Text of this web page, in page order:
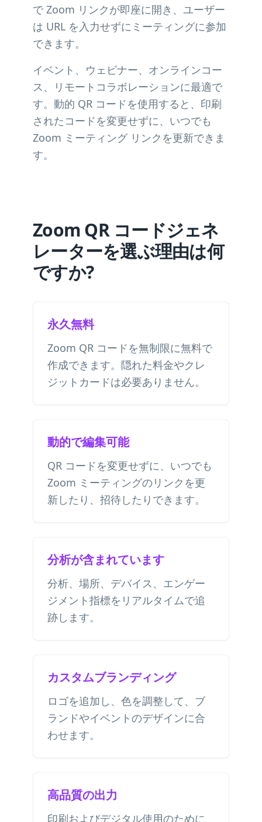
で Zoom リンクが即座に開き、ユーザー
は URL を入力せずにミーティングに参加
できます。
イベント、ウェビナー、オンラインコー
ス、リモートコラボレーションに最適で
す。動的 QR コードを使用すると、印刷
されたコードを変更せずに、いつでも
Zoom ミーティング リンクを更新できま
す。
Zoom QR コードジェネ
レーターを選ぶ理由は何
ですか?
永久無料
Zoom QR コードを無制限に無料で
作成できます。隠れた料金やクレ
ジットカードは必要ありません。
動的で編集可能
QR コードを変更せずに、いつでも
Zoom ミーティングのリンクを更
新したり、招待したりできます。
分析が含まれています
分析、場所、デバイス、エンゲー
ジメント指標をリアルタイムで追
跡します。
カスタムブランディング
ロゴを追加し、色を調整して、ブ
ランドやイベントのデザインに合
わせます。
高品質の出力
印刷およびデジタル使用のために